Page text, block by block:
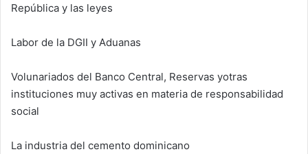
República y las leyes
Labor de la DGII y Aduanas
Volunariados del Banco Central, Reservas yotras
instituciones muy activas en materia de responsabilidad
social
La industria del cemento dominicano